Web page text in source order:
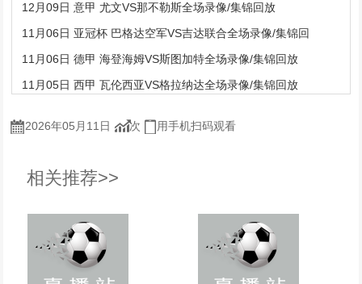
12月09日 意甲 尤文VS那不勒斯全场录像/集锦回放
11月06日 亚冠杯 巴格达空军VS吉达联合全场录像/集锦回
11月06日 德甲 海登海姆VS斯图加特全场录像/集锦回放
11月05日 西甲 瓦伦西亚VS格拉纳达全场录像/集锦回放
2026年05月11日 次 用手机扫码观看
相关推荐>>